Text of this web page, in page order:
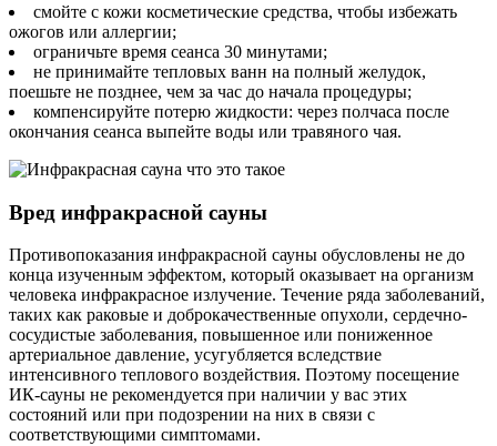
смойте с кожи косметические средства, чтобы избежать
ожогов или аллергии;
ограничьте время сеанса 30 минутами;
не принимайте тепловых ванн на полный желудок,
поешьте не позднее, чем за час до начала процедуры;
компенсируйте потерю жидкости: через полчаса после
окончания сеанса выпейте воды или травяного чая.
Вред инфракрасной сауны
Противопоказания инфракрасной сауны обусловлены не до
конца изученным эффектом, который оказывает на организм
человека инфракрасное излучение. Течение ряда заболеваний,
таких как раковые и доброкачественные опухоли, сердечно-
сосудистые заболевания, повышенное или пониженное
артериальное давление, усугубляется вследствие
интенсивного теплового воздействия. Поэтому посещение
ИК-сауны не рекомендуется при наличии у вас этих
состояний или при подозрении на них в связи с
соответствующими симптомами.